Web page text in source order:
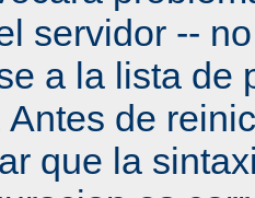
servidor --
a la lista de
Antes de
que la